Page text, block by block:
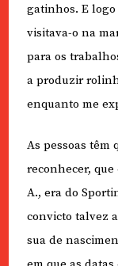
gatinhos. E
visitava-o na
para os
a produzir
enquanto me
As pessoas têm
reconhecer, que
A., era do
convicto talvez
sua de